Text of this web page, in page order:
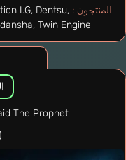
المنتجون : I.G, Dentsu,
Twin Engine
The Prophet